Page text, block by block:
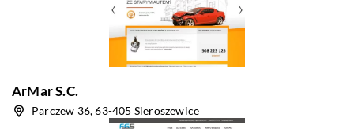
ArMar S.C.
Parczew 36, 63-405 Sieroszewice